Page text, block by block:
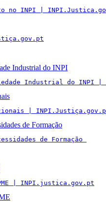
no INPI |
Industrial do INPI
Industrial do INPI
|
de Formação
de Formação
| INPI.justica.gov.pt